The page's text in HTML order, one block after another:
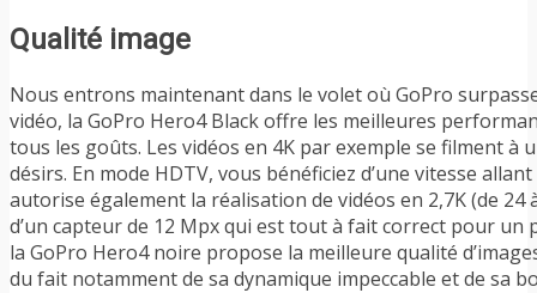
Qualité image
Nous entrons maintenant dans le volet où GoPro
vidéo, la GoPro Hero4 Black offre les meilleures
tous les goûts. Les vidéos en 4K par exemple se filment à
désirs. En mode HDTV, vous bénéficiez d’une vitesse
autorise également la réalisation de vidéos en 2,7K (de 24
d’un capteur de 12 Mpx qui est tout à fait correct pour un
la GoPro Hero4 noire propose la meilleure qualité
du fait notamment de sa dynamique impeccable et de sa